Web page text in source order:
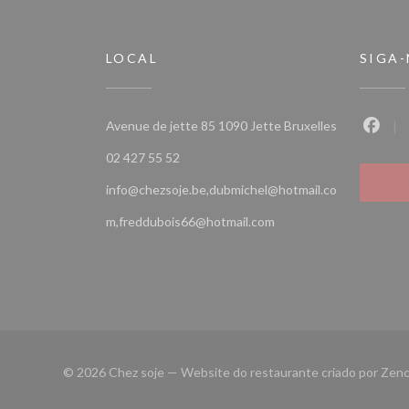
LOCAL
Avenue de jette 85 1090 Jette Bruxelles((abre numa
02 427 55 52
info@chezsoje.be,dubmichel@hotmail.co
m,freddubois66@hotmail.com
SIGA-
© 2026 Chez soje — Website do restaurante criado por